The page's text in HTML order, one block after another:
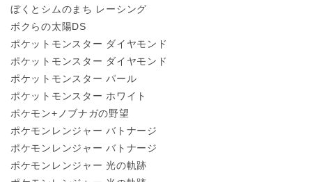
ぼくとシムのまち レーシング
ボクらの太陽DS
ポケットモンスター ダイヤモンド
ポケットモンスター ダイヤモンド
ポケットモンスター パール
ポケットモンスター ホワイト
ポケモン+ノブナガの野望
ポケモンレンジャー バトナージ
ポケモンレンジャー バトナージ
ポケモンレンジャー 光の軌跡